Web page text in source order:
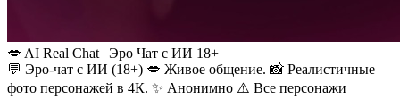
💋 AI Real Chat | Эро Чат с ИИ 18+
💬 Эро-чат с ИИ (18+) 💋 Живое общение. 📸 Реалистичные
фото персонажей в 4К. ✨ Анонимно ⚠️ Все персонажи